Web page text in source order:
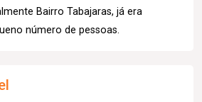
Bairro Tabajaras, já era
número de pessoas.